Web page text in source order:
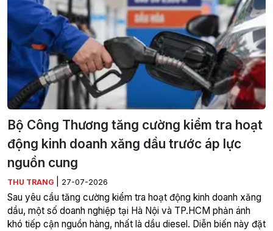
Bộ Công Thương tăng cường kiểm tra hoạt
động kinh doanh xăng dầu trước áp lực
nguồn cung
THU TRANG 27-07-2026
Sau yêu cầu tăng cường kiểm tra hoạt động kinh doanh xăng
dầu, một số doanh nghiệp tại Hà Nội và TP.HCM phản ánh
khó tiếp cận nguồn hàng, nhất là dầu diesel. Diễn biến này đặt